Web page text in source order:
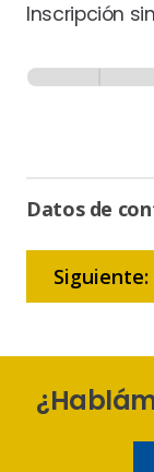
Inscripción
-
Bonificación
Datos de